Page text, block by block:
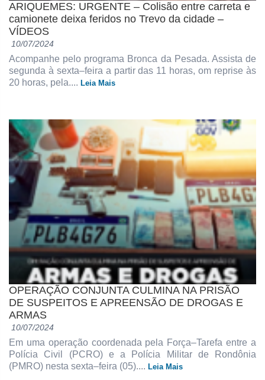
ARIQUEMES: URGENTE – Colisão entre carreta e
camionete deixa feridos no Trevo da cidade –
VÍDEOS
10/07/2024
Acompanhe pelo programa Bronca da Pesada. Assista de
segunda à sexta–feira a partir das 11 horas, om reprise às
20 horas, pela.... Leia Mais
OPERAÇÃO CONJUNTA CULMINA NA PRISÃO
DE SUSPEITOS E APREENSÃO DE DROGAS E
ARMAS
10/07/2024
Em uma operação coordenada pela Força–Tarefa entre a
Polícia Civil (PCRO) e a Polícia Militar de Rondônia
(PMRO) nesta sexta–feira (05).... Leia Mais